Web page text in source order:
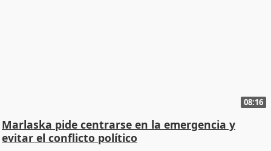
08:16
Marlaska pide centrarse en la emergencia y
evitar el conflicto político